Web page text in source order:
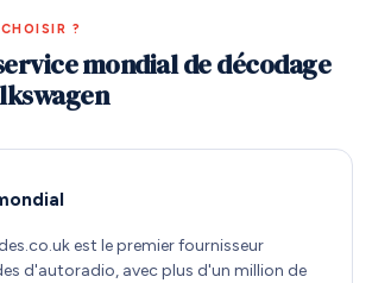
?
mondial de décodage
est le premier fournisseur
d'autoradio, avec plus d'un million de